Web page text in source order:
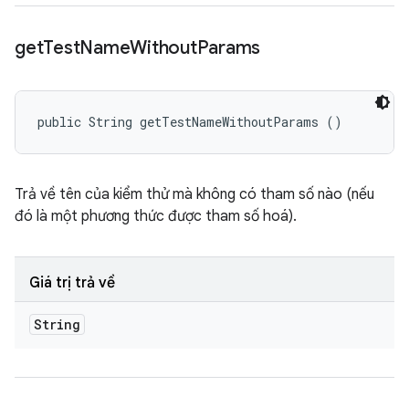
getTestNameWithoutParams
public String getTestNameWithoutParams ()
Trả về tên của kiểm thử mà không có tham số nào (nếu
đó là một phương thức được tham số hoá).
Giá trị trả về
String